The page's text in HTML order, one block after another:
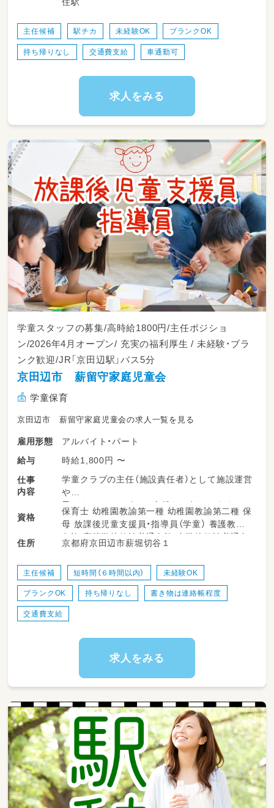
・保護者の方々への対応やコミュニケーション
・お部屋の清掃やおもちゃの消毒などや環境整
備
主任候補 駅チカ 未経験OK ブランクOK
持ち帰りなし 交通費支給 車通勤可
求人をみる
学童スタッフの募集/高時給1800円/主任ポジショ
ン/2026年4月オープン/ 充実の福利厚生 / 未経験・ブラ
ンク歓迎/JR「京田辺駅」バス5分
京田辺市 薪留守家庭児童会
学童保育
京田辺市 薪留守家庭児童会の求人一覧を見る
雇用形態
アルバイト・パート
給与
時給1,800円 〜
仕事
内容
学童クラブの主任（施設責任者）として施設運営
や
子どもたちのサポート全般をお任せします。
・ 放課後の児童の見守りやお迎え
・室内遊びや外遊びの安全管理サポート
・保護者の方々への対応やコミュニケーション
・ 一緒に働くスタッフへの指導や日常のサポー
ト
・施設運営に関わる簡単な事務作業
・お部屋の清掃やおもちゃの消毒、環境整備
資格
保育士 幼稚園教諭第一種 幼稚園教諭第二種 保
母 放課後児童支援員・指導員（学童） 養護教諭
免許 高等学校教諭普通免許 中学校教諭普通免
住所 京都府京田辺市薪堀切谷１
主任候補 短時間（６時間以内） 未経験OK
ブランクOK 持ち帰りなし 書き物は連絡帳程度
交通費支給
求人をみる